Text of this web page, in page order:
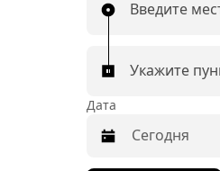
Введите
Укажите
Дата